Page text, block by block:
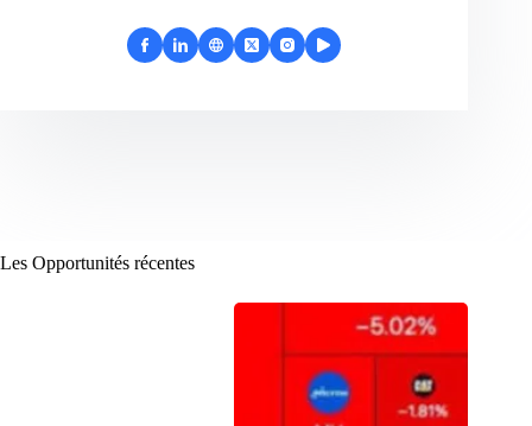
Les Opportunités récentes